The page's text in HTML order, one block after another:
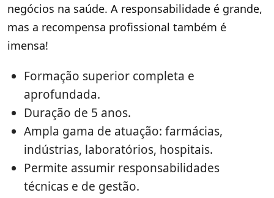
negócios na saúde. A responsabilidade é grande,
mas a recompensa profissional também é
imensa!
Formação superior completa e
aprofundada.
Duração de 5 anos.
Ampla gama de atuação: farmácias,
indústrias, laboratórios, hospitais.
Permite assumir responsabilidades
técnicas e de gestão.